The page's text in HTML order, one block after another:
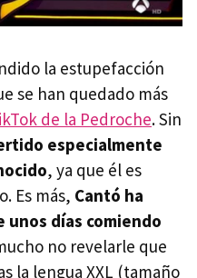
la estupefacción
se han quedado más
de la Pedroche. Sin
especialmente
, ya que él es
Es más, Cantó ha
unos días comiendo
no revelarle que
la lengua XXL (tamaño